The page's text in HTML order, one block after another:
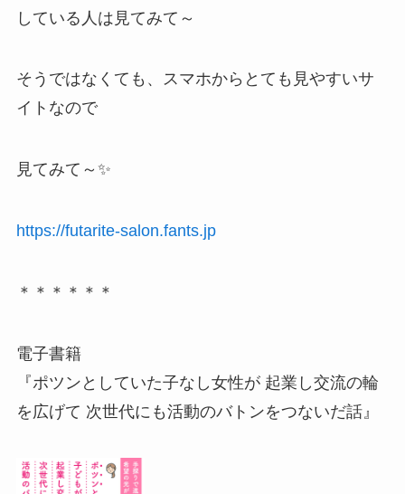
している人は見てみて～
そうではなくても、スマホからとても見やすいサ
イトなので
見てみて～✨
https://futarite-salon.fants.jp
＊＊＊＊＊＊
電子書籍
『ポツンとしていた子なし女性が 起業し交流の輪
を広げて 次世代にも活動のバトンをつないだ話』